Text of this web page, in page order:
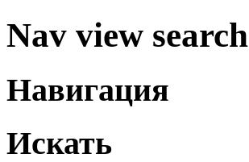
Nav view search
Навигация
Искать